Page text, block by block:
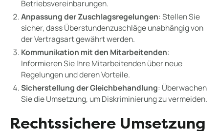
Betriebsvereinbarungen.
Anpassung der Zuschlagsregelungen: Stellen Sie
sicher, dass Überstundenzuschläge unabhängig von
der Vertragsart gewährt werden.
Kommunikation mit den Mitarbeitenden:
Informieren Sie Ihre Mitarbeitenden über neue
Regelungen und deren Vorteile.
Sicherstellung der Gleichbehandlung: Überwachen
Sie die Umsetzung, um Diskriminierung zu vermeiden.
Rechtssichere Umsetzung